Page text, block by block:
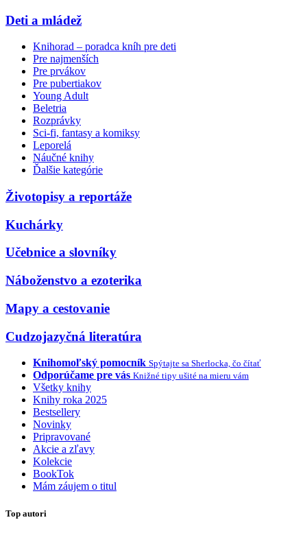
Deti a mládež
Knihorad – poradca kníh pre deti
Pre najmenších
Pre prvákov
Pre pubertiakov
Young Adult
Beletria
Rozprávky
Sci-fi, fantasy a komiksy
Leporelá
Náučné knihy
Ďalšie kategórie
Životopisy a reportáže
Kuchárky
Učebnice a slovníky
Náboženstvo a ezoterika
Mapy a cestovanie
Cudzojazyčná literatúra
Knihomoľský pomocník Spýtajte sa Sherlocka, čo čítať
Odporúčame pre vás Knižné tipy ušité na mieru vám
Všetky knihy
Knihy roka 2025
Bestsellery
Novinky
Pripravované
Akcie a zľavy
Kolekcie
BookTok
Mám záujem o titul
Top autori